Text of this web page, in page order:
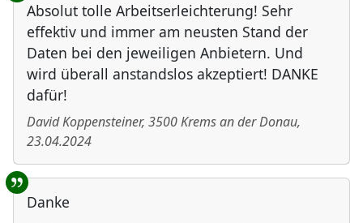
Absolut tolle Arbeitserleichterung! Sehr
effektiv und immer am neusten Stand der
Daten bei den jeweiligen Anbietern. Und
wird überall anstandslos akzeptiert! DANKE
dafür!
David Koppensteiner, 3500Krems an der Donau,
23.04.2024
Danke